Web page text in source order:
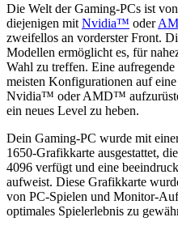
Die Welt der Gaming-PCs ist
diejenigen mit Nvidia™ oder
zweifellos an vorderster Front.
Modellen ermöglicht es, für
Wahl zu treffen. Eine
meisten Konfigurationen auf
Nvidia™ oder AMD™
ein neues Level zu heben.
Dein Gaming-PC wurde mit
1650-Grafikkarte ausgestattet,
4096 verfügt und eine
aufweist. Diese Grafikkarte
von PC-Spielen und Monitor-
optimales Spielerlebnis zu